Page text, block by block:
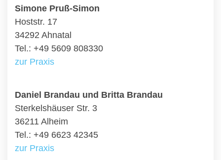
Simone Pruß-Simon
Hoststr. 17
34292 Ahnatal
Tel.: +49 5609 808330
zur Praxis
Daniel Brandau und Britta Brandau
Sterkelshäuser Str. 3
36211 Alheim
Tel.: +49 6623 42345
zur Praxis